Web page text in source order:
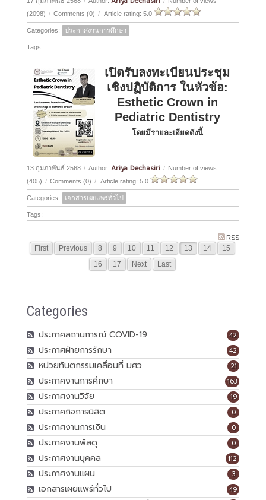
(2098) / Comments (0) / Article rating: 5.0
Categories: ประกาศงานการศึกษา
Tags:
เปิดรับลงทะเบียนประชุม
เชิงปฏิบัติการ ในหัวข้อ:
Esthetic Crown in
Pediatric Dentistry
โดยมีรายละเอียดดังนี้
13 กุมภาพันธ์ 2568 / Author: Ariya Dechasiri / Number of views
(405) / Comments (0) / Article rating: 5.0
Categories: เอกสารเผยแพร่ทั่วไป
Tags:
RSS
First Previous 8 9 10 11 12 13 14
15
16
17 Next Last
Categories
42
ประกาศสถานการณ์ COVID-19
42
ประกาศฝ่ายการรักษา
21
หน่วยทันตกรรมเคลื่อนที่ มศว
163
ประกาศงานการศึกษา
19
ประกาศงานวิจัย
0
ประกาศกิจการนิสิต
0
ประกาศงานการเงิน
0
ประกาศงานพัสดุ
112
ประกาศงานบุคคล
3
ประกาศงานแผน
49
เอกสารเผยแพร่ทั่วไป